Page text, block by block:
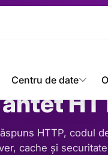
Centru de date
HTTP, codul
cache și